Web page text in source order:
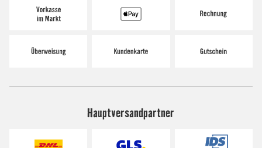
Hauptversandpartner